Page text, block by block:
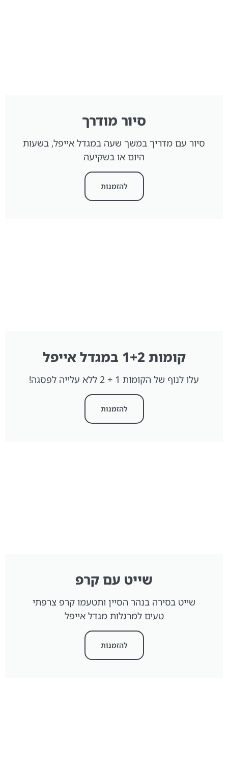
סיור מודרך
סיור עם מדריך במשך שעה במגדל אייפל, בשעות
היום או בשקיעה
להזמנות
קומות 1+2 במגדל אייפל
עלו לנוף של הקומות 1 + 2 ללא עלייה לפסגה!
להזמנות
שייט עם קרפ
שייט בסירה בנהר הסיין ותטעמו קרפ צרפתי
טעים למרגלות מגדל אייפל
להזמנות